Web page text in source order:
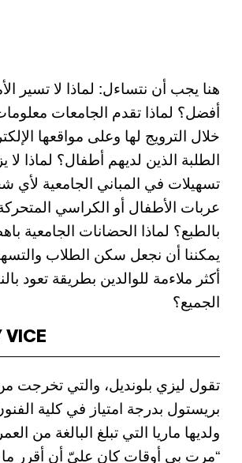
هنا يجب أن نتساءل: لماذا لا تسير
أفضل؟ لماذا تقدم الجامعات
خلال الترويج لها وعلى مواقعها
الطلبة الذين لديهم أطفال؟ لماذا لا
تسهيلات في المباني الجامعية
عربات الأطفال أو الكراسي
بالطبع؟ لماذا الحضانات الجامعية
يمكننا أن نجعل سكن الطلاب
أكثر ملاءمة للوالدين بطريقة تعود
الجميع؟
VICE
تقول ليزي بلونديل، والتي تخرجت
بريستول بدرجة امتياز في كلية
“مرت بي أوقات كان عليّ أن أقرر